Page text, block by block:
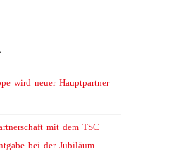
wird neuer Hauptpartner
mit dem TSC
bei der Jubiläum